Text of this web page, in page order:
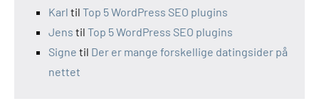
Karl til Top 5 WordPress SEO plugins
Jens til Top 5 WordPress SEO plugins
Signe til Der er mange forskellige datingsider på
nettet